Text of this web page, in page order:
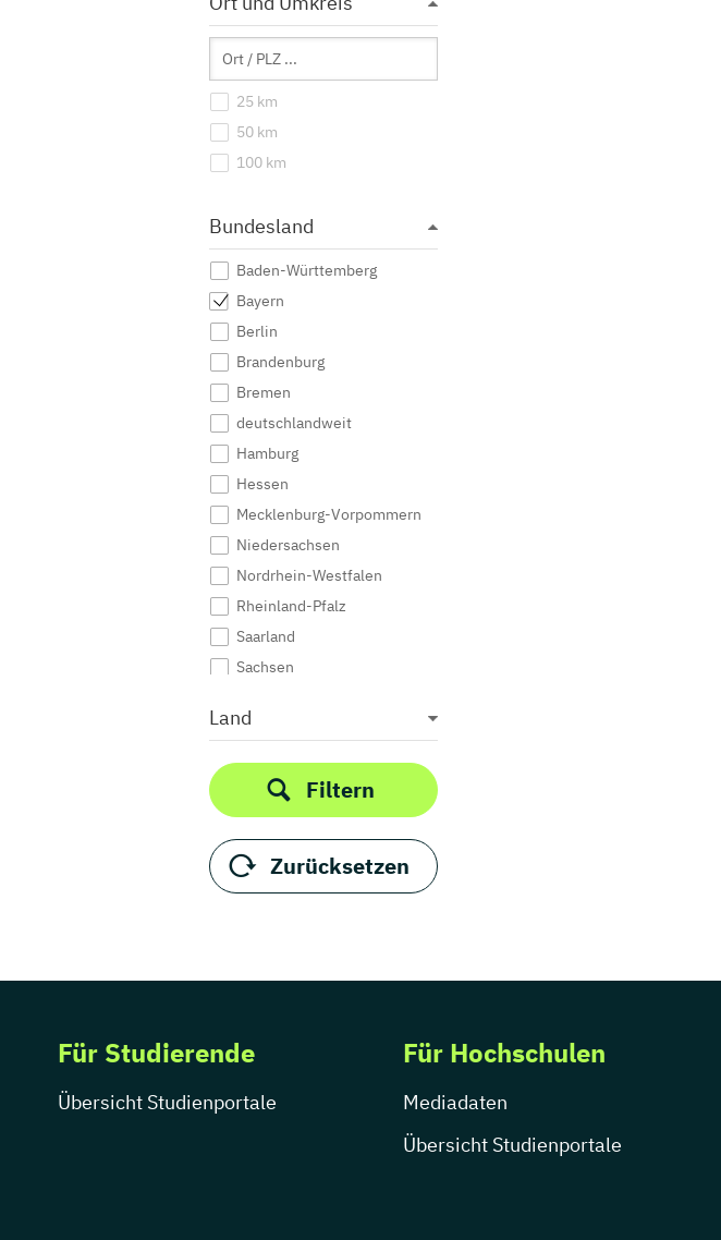
Journalismus
Kommunikationsdesign
Kommunikationswissenschaft
Kreatives Schreiben
Kunst
Kunstgeschichte
Musiktherapie
Musikwissenschaft
Produktdesign
Public Relations /
Publizistik
Visuelle Kommunikation
25 km
50 km
100 km
Bundesland
Baden-Württemberg
Bayern
Berlin
Brandenburg
Bremen
deutschlandweit
Hamburg
Hessen
Mecklenburg-Vorpommern
Niedersachsen
Nordrhein-Westfalen
Rheinland-Pfalz
Saarland
Sachsen
Schleswig-Holstein
Thüringen
Land
Filtern
Zurücksetzen
Für Studierende
Übersicht Studienportale
Für Hochschulen
Mediadaten
Übersicht Studienportale